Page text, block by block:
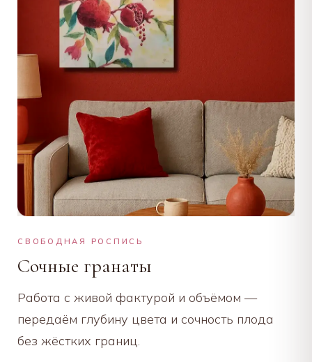
СВОБОДНАЯ РОСПИСЬ
Сочные гранаты
Работа с живой фактурой и объёмом —
передаём глубину цвета и сочность плода
без жёстких границ.